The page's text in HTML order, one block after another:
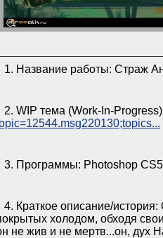
1. Название работы: Страж
2. WIP тема (Work-In-
3. Программы: Photoshop CS5
4. Краткое описание/
холодом, обходя
не жив и не мертв...он, дух